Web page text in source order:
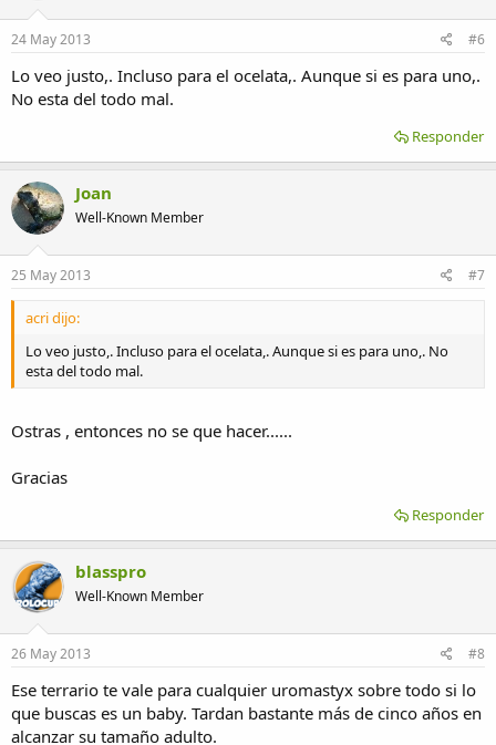
24 May 2013 #6
Lo veo justo,. Incluso para el ocelata,. Aunque si es para uno,.
No esta del todo mal.
Responder
Joan
Well-Known Member
25 May 2013 #7
acri dijo:
Lo veo justo,. Incluso para el ocelata,. Aunque si es para uno,. No
esta del todo mal.
Ostras , entonces no se que hacer......
Gracias
Responder
blasspro
Well-Known Member
26 May 2013 #8
Ese terrario te vale para cualquier uromastyx sobre todo si lo
que buscas es un baby. Tardan bastante más de cinco años en
alcanzar su tamaño adulto.